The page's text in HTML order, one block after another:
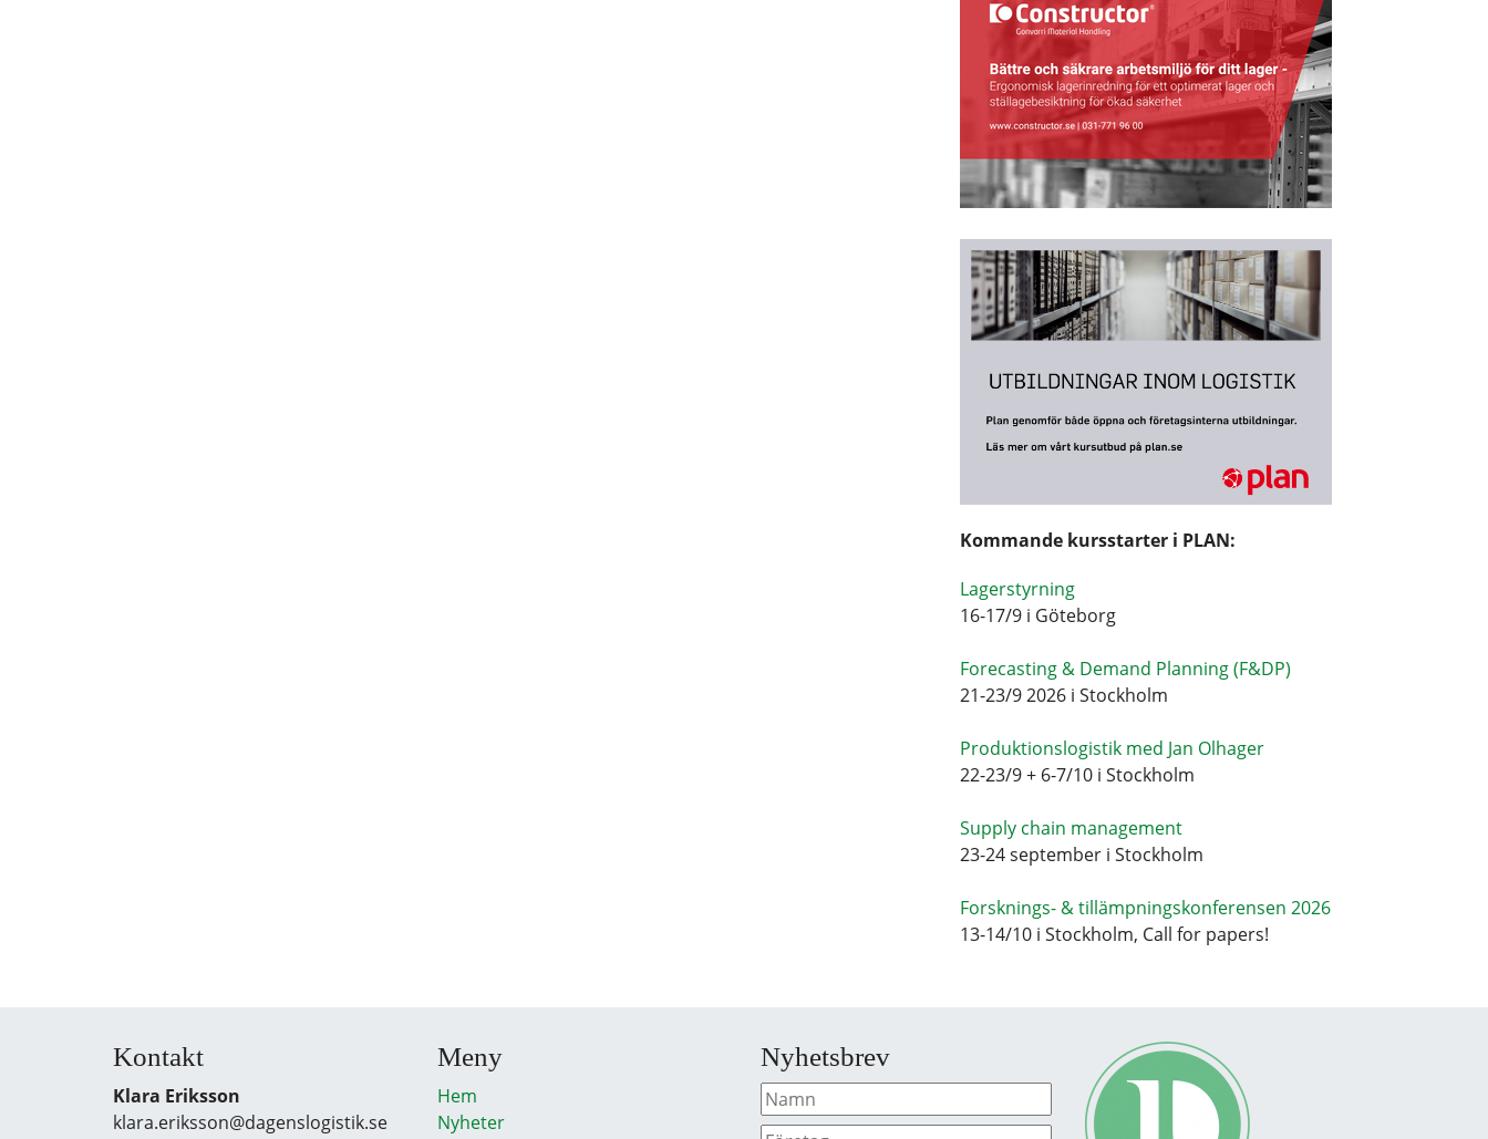
Kommande kursstarter i PLAN:
Lagerstyrning
16-17/9 i Göteborg
Forecasting & Demand Planning (F&DP)
21-23/9 2026 i Stockholm
Produktionslogistik med Jan Olhager
22-23/9 + 6-7/10 i Stockholm
Supply chain management
23-24 september i Stockholm
Forsknings- & tillämpningskonferensen 2026
13-14/10 i Stockholm, Call for papers!
Kontakt
Klara Eriksson
klara.eriksson@dagenslogistik.se
Meny
Hem
Nyheter
Nyhetsbrev